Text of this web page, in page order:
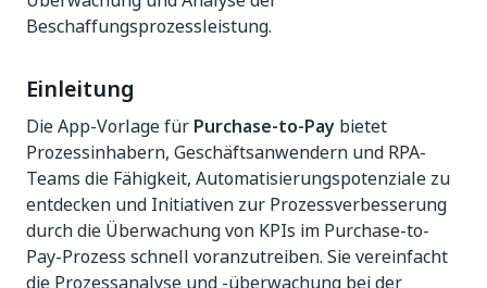
Beschaffungsprozessleistung.
Einleitung
Die App-Vorlage für Purchase-to-Pay bietet
Prozessinhabern, Geschäftsanwendern und RPA-
Teams die Fähigkeit, Automatisierungspotenziale zu
entdecken und Initiativen zur Prozessverbesserung
durch die Überwachung von KPIs im Purchase-to-
Pay-Prozess schnell voranzutreiben. Sie vereinfacht
die Prozessanalyse und -überwachung bei der